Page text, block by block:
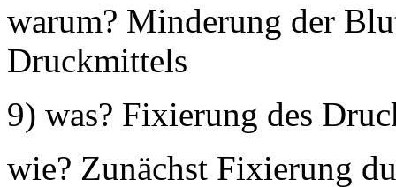
warum? Minderung der
Druckmittels
9) was? Fixierung des
wie? Zunächst Fixierung